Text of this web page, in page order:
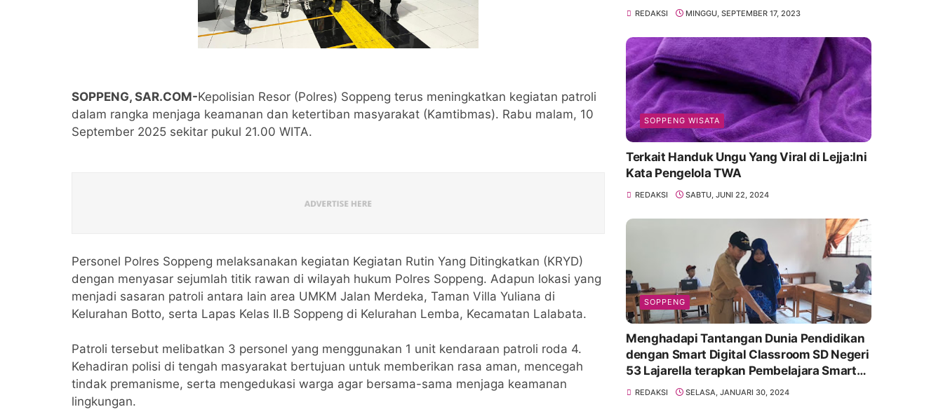
SOPPENG, SAR.COM-Kepolisian Resor (Polres) Soppeng terus meningkatkan kegiatan patroli
dalam rangka menjaga keamanan dan ketertiban masyarakat (Kamtibmas). Rabu malam, 10
September 2025 sekitar pukul 21.00 WITA.
Personel Polres Soppeng melaksanakan kegiatan Kegiatan Rutin Yang Ditingkatkan (KRYD)
dengan menyasar sejumlah titik rawan di wilayah hukum Polres Soppeng. Adapun lokasi yang
menjadi sasaran patroli antara lain area UMKM Jalan Merdeka, Taman Villa Yuliana di
Kelurahan Botto, serta Lapas Kelas II.B Soppeng di Kelurahan Lemba, Kecamatan Lalabata.
Patroli tersebut melibatkan 3 personel yang menggunakan 1 unit kendaraan patroli roda 4.
Kehadiran polisi di tengah masyarakat bertujuan untuk memberikan rasa aman, mencegah
tindak premanisme, serta mengedukasi warga agar bersama-sama menjaga keamanan
lingkungan.
REDAKSI MINGGU, SEPTEMBER 17, 2023
SOPPENG WISATA
Terkait Handuk Ungu Yang Viral di Lejja:Ini
Kata Pengelola TWA
REDAKSI SABTU, JUNI 22, 2024
SOPPENG
Menghadapi Tantangan Dunia Pendidikan
dengan Smart Digital Classroom SD Negeri
53 Lajarella terapkan Pembelajara Smart
Class Device
REDAKSI SELASA, JANUARI 30, 2024